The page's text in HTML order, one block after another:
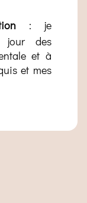
: je
jour des
et à
et mes